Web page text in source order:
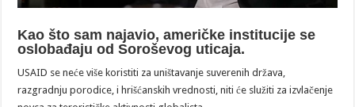
Kao što sam najavio, američke institucije se
oslobađaju od Soroševog uticaja.
USAID se neće više koristiti za uništavanje suverenih država,
razgradnju porodice, i hrišćanskih vrednosti, niti će služiti za izvlačenje